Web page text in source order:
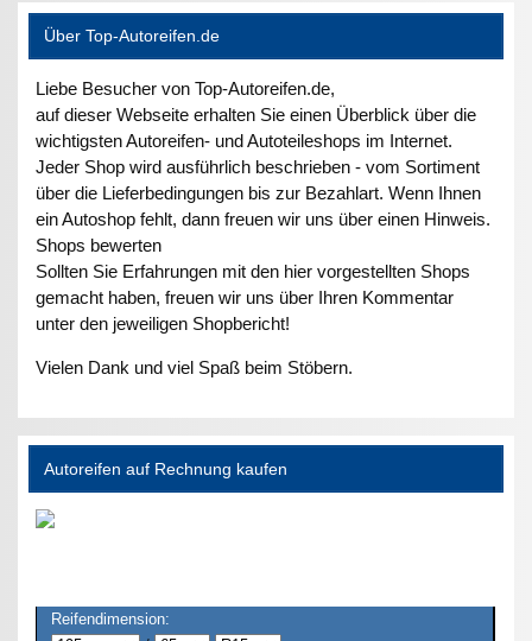
Über Top-Autoreifen.de
Liebe Besucher von Top-Autoreifen.de,
auf dieser Webseite erhalten Sie einen Überblick über die
wichtigsten Autoreifen- und Autoteileshops im Internet.
Jeder Shop wird ausführlich beschrieben - vom Sortiment
über die Lieferbedingungen bis zur Bezahlart. Wenn Ihnen
ein Autoshop fehlt, dann freuen wir uns über einen Hinweis.
Shops bewerten
Sollten Sie Erfahrungen mit den hier vorgestellten Shops
gemacht haben, freuen wir uns über Ihren Kommentar
unter den jeweiligen Shopbericht!
Vielen Dank und viel Spaß beim Stöbern.
Autoreifen auf Rechnung kaufen
Reifendimension: